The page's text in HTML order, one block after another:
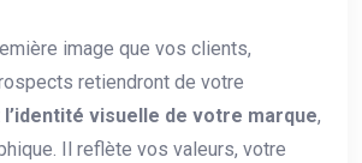
image que vos clients,
retiendront de votre
l’identité visuelle de votre marque,
Il reflète vos valeurs, votre